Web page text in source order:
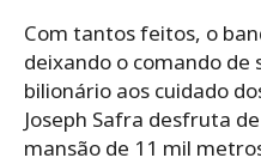
Com tantos feitos, o
deixando o comando de
bilionário aos cuidado
Joseph Safra desfruta
mansão de 11 mil